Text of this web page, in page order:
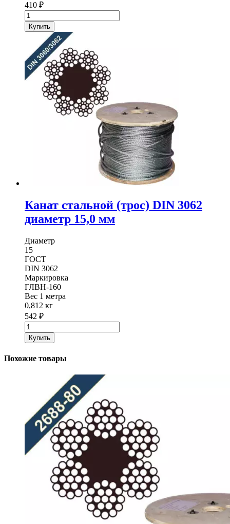
410 ₽
Количество
товара
Канат
стальной
(трос)
DIN
3062
диаметр
Купить
Канат стальной (трос) DIN 3062
диаметр 15,0 мм
Диаметр
15
ГОСТ
DIN 3062
Маркировка
ГЛВН-160
Вес 1 метра
0,812 кг
542 ₽
Количество
товара
Канат
(трос)
Купить
Похожие товары